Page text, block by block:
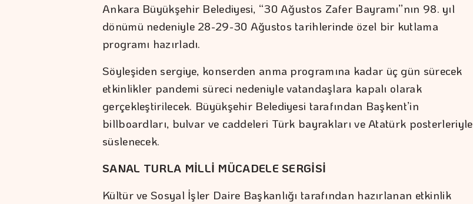
Ankara Büyükşehir Belediyesi, “30 Ağustos Zafer Bayramı”nın 98. yıl
dönümü nedeniyle 28-29-30 Ağustos tarihlerinde özel bir kutlama
programı hazırladı.
Söyleşiden sergiye, konserden anma programına kadar üç gün sürecek
etkinlikler pandemi süreci nedeniyle vatandaşlara kapalı olarak
gerçekleştirilecek. Büyükşehir Belediyesi tarafından Başkent’in
billboardları, bulvar ve caddeleri Türk bayrakları ve Atatürk posterleriyle
süslenecek.
SANAL TURLA MİLLİ MÜCADELE SERGİSİ
Kültür ve Sosyal İşler Daire Başkanlığı tarafından hazırlanan etkinlik